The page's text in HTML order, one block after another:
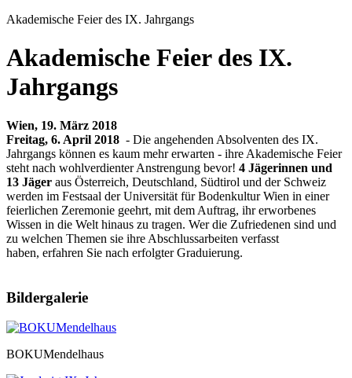
Akademische Feier des IX. Jahrgangs
Akademische Feier des IX.
Jahrgangs
Wien, 19. März 2018
Freitag, 6. April 2018 - Die angehenden Absolventen des IX.
Jahrgangs können es kaum mehr erwarten - ihre Akademische Feier
steht nach wohlverdienter Anstrengung bevor! 4 Jägerinnen und
13 Jäger aus Österreich, Deutschland, Südtirol und der Schweiz
werden im Festsaal der Universität für Bodenkultur Wien in einer
feierlichen Zeremonie geehrt, mit dem Auftrag, ihr erworbenes
Wissen in die Welt hinaus zu tragen. Wer die Zufriedenen sind und
zu welchen Themen sie ihre Abschlussarbeiten verfasst
haben, erfahren Sie nach erfolgter Graduierung.
Bildergalerie
BOKUMendelhaus